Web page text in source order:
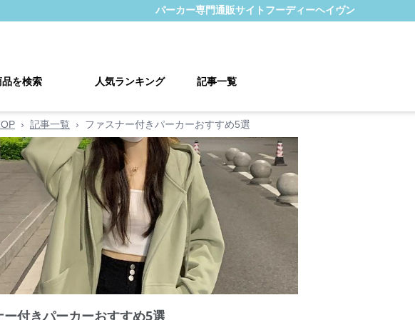
パーカー専門通販サイト フーディーヘイヴン
品を検索 人気ランキング 記事一覧
› 記事一覧 › ファスナー付きパーカーおすすめ5選
ー付きパーカーおすすめ5選